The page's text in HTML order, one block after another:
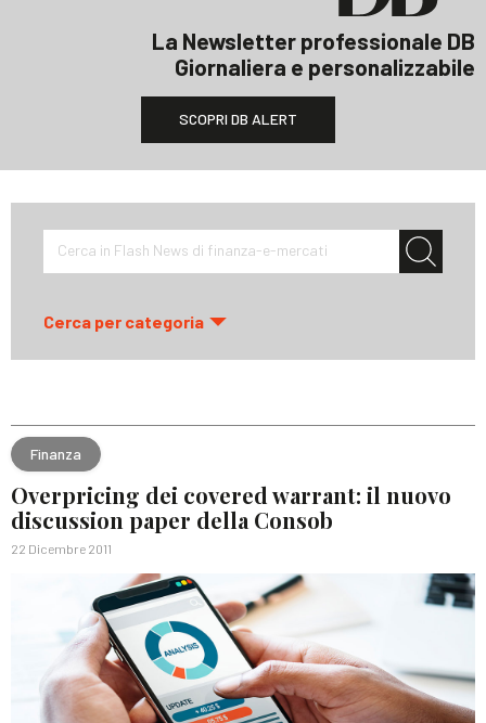
La Newsletter professionale DB
Giornaliera e personalizzabile
SCOPRI DB ALERT
Cerca in Flash News di finanza-e-mercati
Cerca per categoria
Finanza
Overpricing dei covered warrant: il nuovo
discussion paper della Consob
22 Dicembre 2011